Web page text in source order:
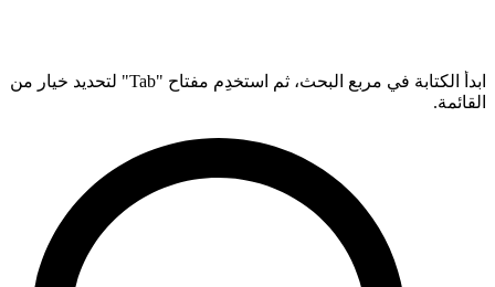
ابدأ الكتابة في مربع البحث، ثم استخدِم مفتاح "Tab" لتحديد خيار من
القائمة.